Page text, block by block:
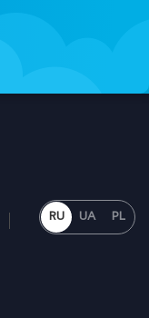
RU UA PL